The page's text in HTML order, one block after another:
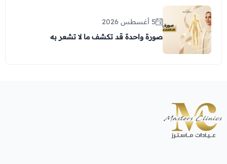
5 أغسطس 2026
صورة واحدة قد تكشف ما لا تشعر به